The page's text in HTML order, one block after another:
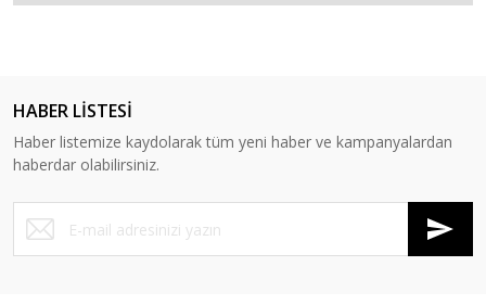
HABER LİSTESİ
Haber listemize kaydolarak tüm yeni haber ve kampanyalardan
haberdar olabilirsiniz.